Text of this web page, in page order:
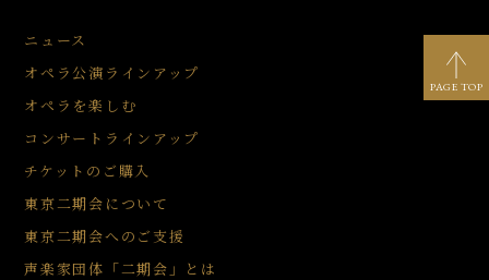
PAGE TOP
ニュース
オペラ公演ラインアップ
オペラを楽しむ
コンサートラインアップ
チケットのご購入
東京二期会について
東京二期会へのご支援
声楽家団体「二期会」とは